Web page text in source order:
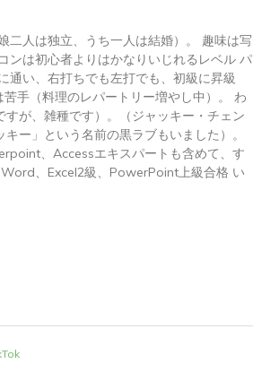
二人は独立、うち一人は結婚）。 趣味は写
ンは初心者よりはかなりいじれるレベル パ
通い、右打ちでも左打でも、初級に昇級
手（料理のレパートリー増やし中）。 わ
が、雑種です）。（ジャッキー・チェン
ー」という名前の黒ラブもいました）。
、Accessエキスパートも含めて、す
、Excel2級、PowerPoint上級合格 い